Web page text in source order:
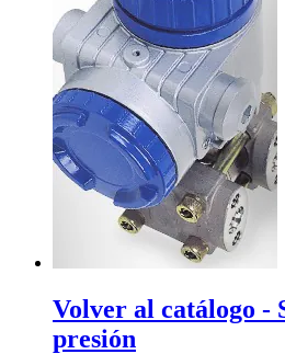
Volver al catálogo -
presión